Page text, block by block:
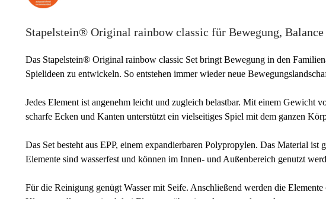
Stapelstein® Original rainbow classic für Bewegung, Balance
Das Stapelstein® Original rainbow classic Set bringt Bewegung in den
Spielideen zu entwickeln. So entstehen immer wieder neue
Jedes Element ist angenehm leicht und zugleich belastbar. Mit einem
scharfe Ecken und Kanten unterstützt ein vielseitiges Spiel mit dem ganzen
Das Set besteht aus EPP, einem expandierbaren Polypropylen. Das Material
Elemente sind wasserfest und können im Innen- und Außenbereich genutzt
Für die Reinigung genügt Wasser mit Seife. Anschließend werden die